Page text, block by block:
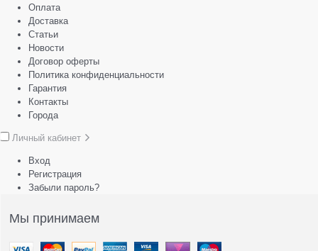
Оплата
Доставка
Статьи
Новости
Договор оферты
Политика конфиденциальности
Гарантия
Контакты
Города
Личный кабинет
Вход
Регистрация
Забыли пароль?
Мы принимаем